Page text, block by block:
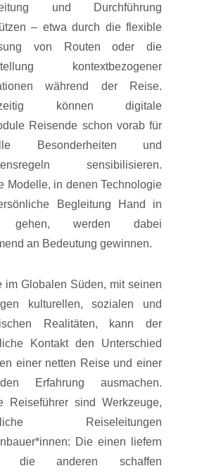
und Durchführung
– etwa durch die flexible
von Routen oder die
kontextbezogener
während der Reise.
können digitale
Reisende schon vorab für
Besonderheiten und
sensibilisieren.
Modelle, in denen Technologie
Begleitung Hand in
gehen, werden dabei
an Bedeutung gewinnen.
im Globalen Süden, mit seinen
kulturellen, sozialen und
Realitäten, kann der
Kontakt den Unterschied
einer netten Reise und einer
Erfahrung ausmachen.
Reiseführer sind Werkzeuge,
Reiseleitungen
Die einen liefern
die anderen schaffen